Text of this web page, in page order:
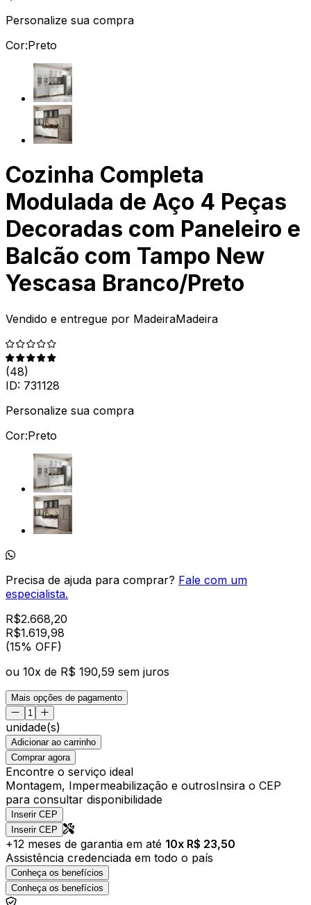
Personalize sua compra
Cor:Preto
Cozinha Completa
Modulada de Aço 4 Peças
Decoradas com Paneleiro e
Balcão com Tampo New
Yescasa Branco/Preto
Vendido e entregue por MadeiraMadeira
(48)
ID: 731128
Personalize sua compra
Cor:Preto
Precisa de ajuda para comprar? Fale com um
especialista.
R$2.668,20
R$1.619,98
(15% OFF)
ou 10x de R$ 190,59 sem juros
Mais opções de pagamento
unidade(s)
Adicionar ao carrinho
Comprar agora
Encontre o serviço ideal
Montagem, Impermeabilização e outrosInsira o CEP
para consultar disponibilidade
Inserir CEP
Inserir CEP
+12 meses de garantia em até 10x R$ 23,50
Assistência credenciada em todo o país
Conheça os benefícios
Conheça os benefícios